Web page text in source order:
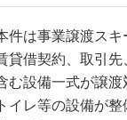
件は事業譲渡スキ
貸借契約、取引
む設備一式が譲
イレ等の設備が